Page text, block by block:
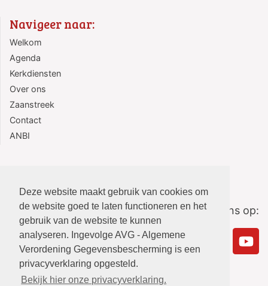
Deze website maakt gebruik van cookies om
de website goed te laten functioneren en het
gebruik van de website te kunnen
analyseren. Ingevolge AVG - Algemene
Verordening Gegevensbescherming is een
privacyverklaring opgesteld.
Bekijk hier onze privacyverklaring.
Navigeer naar:
Welkom
Agenda
Kerkdiensten
Over ons
Zaanstreek
Contact
ANBI
Volg ons op: